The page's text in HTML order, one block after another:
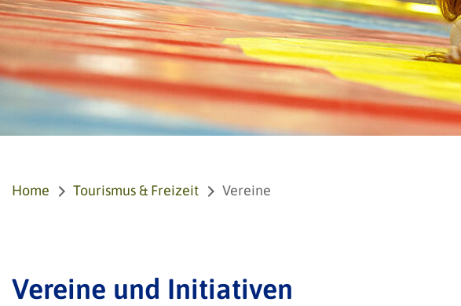
Home Tourismus & Freizeit Vereine
Vereine und Initiativen